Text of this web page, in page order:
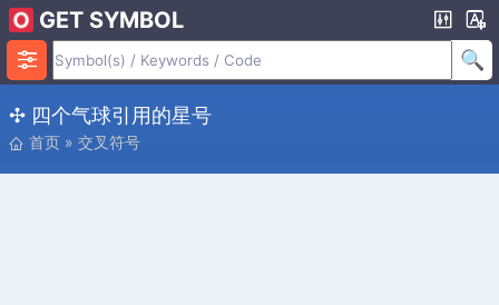
GET SYMBOL
✣ 四个气球引用的星号
首页 » 交叉符号